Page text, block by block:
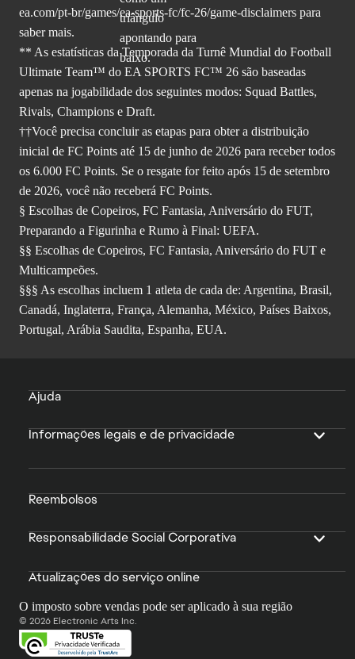
ea.com/pt-br/games/ea-sports-fc/fc-26/game-disclaimers para
saber mais.
** As estatísticas da Temporada da Turnê Mundial do Football
Ultimate Team™ do EA SPORTS FC™ 26 são baseadas
apenas na jogabilidade dos seguintes modos: Squad Battles,
Rivals, Champions e Draft.
††Você precisa concluir as etapas para obter a distribuição
inicial de FC Points até 15 de junho de 2026 para receber todos
os 6.000 FC Points. Se o resgate for feito após 15 de setembro
de 2026, você não receberá FC Points.
§ Escolhas de Copeiros, FC Fantasia, Aniversário do FUT,
Preparando a Figurinha e Rumo à Final: UEFA.
§§ Escolhas de Copeiros, FC Fantasia, Aniversário do FUT e
Multicampeões.
§§§ As escolhas incluem 1 atleta de cada de: Argentina, Brasil,
Canadá, Inglaterra, França, Alemanha, México, Países Baixos,
Portugal, Arábia Saudita, Espanha, EUA.
Ajuda
Informações legais e de privacidade
Reembolsos
Responsabilidade Social Corporativa
Atualizações do serviço online
O imposto sobre vendas pode ser aplicado à sua região
© 2026 Electronic Arts Inc.